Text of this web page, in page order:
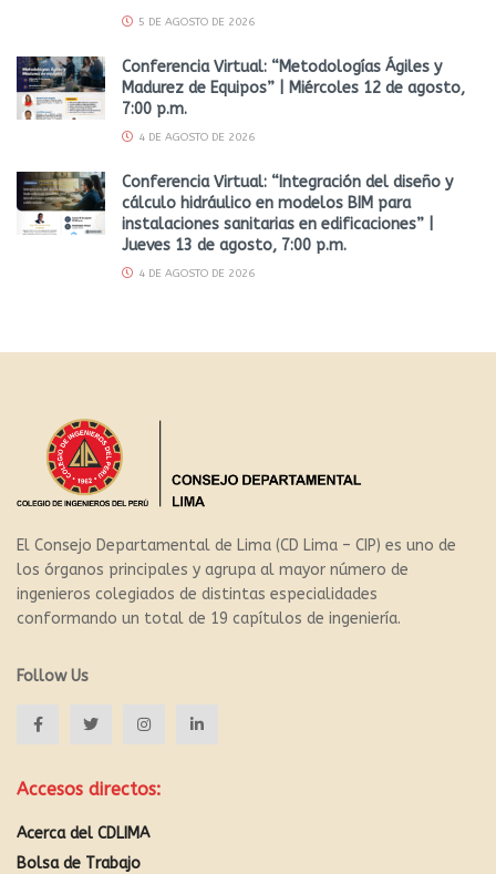
5 DE AGOSTO DE 2026
Conferencia Virtual: “Metodologías Ágiles y
Madurez de Equipos” | Miércoles 12 de agosto,
7:00 p.m.
4 DE AGOSTO DE 2026
Conferencia Virtual: “Integración del diseño y
cálculo hidráulico en modelos BIM para
instalaciones sanitarias en edificaciones” |
Jueves 13 de agosto, 7:00 p.m.
4 DE AGOSTO DE 2026
El Consejo Departamental de Lima (CD Lima – CIP) es uno de
los órganos principales y agrupa al mayor número de
ingenieros colegiados de distintas especialidades
conformando un total de 19 capítulos de ingeniería.
Follow Us
Accesos directos:
Acerca del CDLIMA
Bolsa de Trabajo